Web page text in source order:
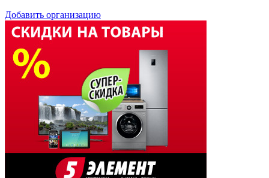
Добавить организацию